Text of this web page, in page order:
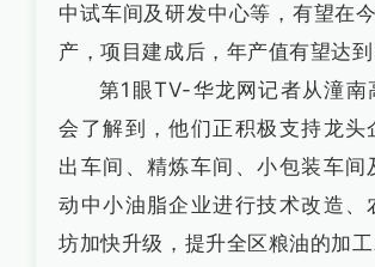
中试车间及研发中心等，有望在
产，项目建成后，年产值有望达到
第1眼TV-华龙网记者从潼南
会了解到，他们正积极支持龙头
出车间、精炼车间、小包装车间
动中小油脂企业进行技术改造、
坊加快升级，提升全区粮油的加工